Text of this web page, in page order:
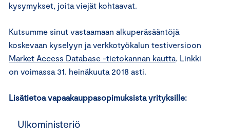
kysymykset, joita viejät kohtaavat.
Kutsumme sinut vastaamaan alkuperäsääntöjä
koskevaan kyselyyn ja verkkotyökalun testiversioon
Market Access Database -tietokannan kautta . Linkki
on voimassa 31. heinäkuuta 2018 asti.
Lisätietoa vapaakauppasopimuksista yrityksille:
Ulkoministeriö